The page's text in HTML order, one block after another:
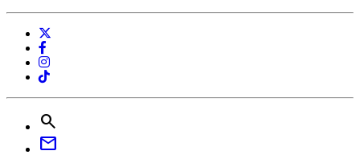
search
mail